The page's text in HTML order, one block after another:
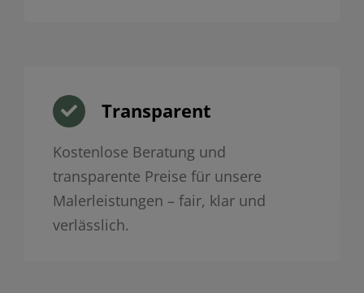
Transparent
Kostenlose Beratung und
transparente Preise für unsere
Malerleistungen – fair, klar und
verlässlich.